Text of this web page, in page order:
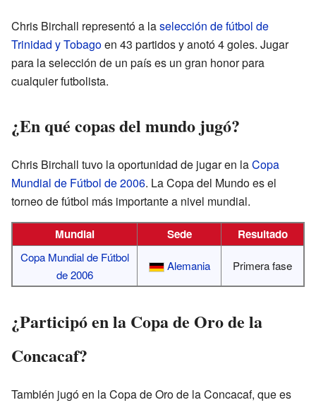
Chris Birchall representó a laselección de fútbol de
Trinidad y Tobagoen 43 partidos y anotó 4 goles. Jugar
para la selección de un país es un gran honor para
cualquier futbolista.
¿En qué copas del mundo jugó?
Chris Birchall tuvo la oportunidad de jugar en laCopa
Mundial de Fútbol de 2006. La Copa del Mundo es el
torneo de fútbol más importante a nivel mundial.
Mundial Sede Resultado
Copa Mundial de Fútbol
de 2006
Alemania Primera fase
¿Participó en la Copa de Oro de la
Concacaf?
También jugó en la Copa de Oro de la Concacaf, que es